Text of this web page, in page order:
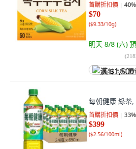
首購折扣價 40%
$70
($9.33/10g)
明天 8/8 (六)
(
满 $1,500 再
每朝健康 綠茶
首購折扣價 33%
$399
($2.56/100ml)